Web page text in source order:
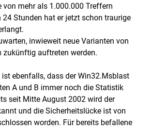
von mehr als 1.000.000 Treffern
24 Stunden hat er jetzt schon traurige
inwieweit neue Varianten von
zukünftig auftreten werden.
ist ebenfalls, dass der Win32.Msblast
A und B immer noch die Statistik
seit Mitte August 2002 wird der
und die Sicherheitslücke ist von
worden. Für bereits befallene